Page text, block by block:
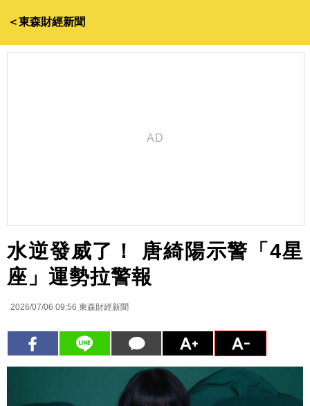
＜東森財經新聞
水逆發威了！ 唐綺陽示警「4星
座」運勢拉警報
2026/07/06 09:56 東森財經新聞